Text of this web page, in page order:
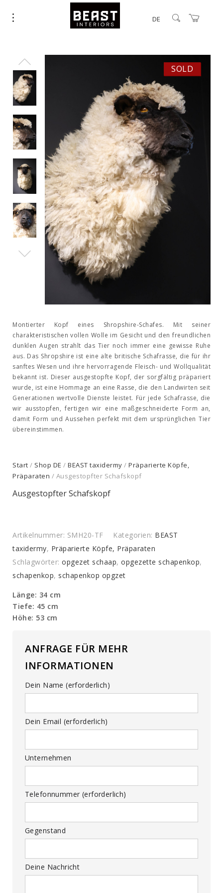
DE
SOLD
Montierter Kopf eines Shropshire-Schafes. Mit seiner
charakteristischen vollen Wolle im Gesicht und den freundlichen
dunklen Augen strahlt das Tier noch immer eine gewisse Ruhe
aus. Das Shropshire ist eine alte britische Schafrasse, die für ihr
sanftes Wesen und ihre hervorragende Fleisch- und Wollqualität
bekannt ist. Dieser ausgestopfte Kopf, der sorgfältig präpariert
wurde, ist eine Hommage an eine Rasse, die den Landwirten seit
Generationen wertvolle Dienste leistet. Für jede Schafrasse, die
wir ausstopfen, fertigen wir eine maßgeschneiderte Form an,
damit Form und Aussehen perfekt mit dem ursprünglichen Tier
übereinstimmen.
Start / Shop DE / BEAST taxidermy / Präparierte Köpfe,
Präparaten / Ausgestopfter Schafskopf
Ausgestopfter Schafskopf
Artikelnummer: SMH20-TF Kategorien: BEAST
taxidermy, Präparierte Köpfe, Präparaten
Schlagwörter: opgezet schaap, opgezette schapenkop,
schapenkop, schapenkop opgzet
Länge: 34 cm
Tiefe: 45 cm
Höhe: 53 cm
ANFRAGE FÜR MEHR
INFORMATIONEN
Dein Name (erforderlich)
Dein Email (erforderlich)
Unternehmen
Telefonnummer (erforderlich)
Gegenstand
Deine Nachricht